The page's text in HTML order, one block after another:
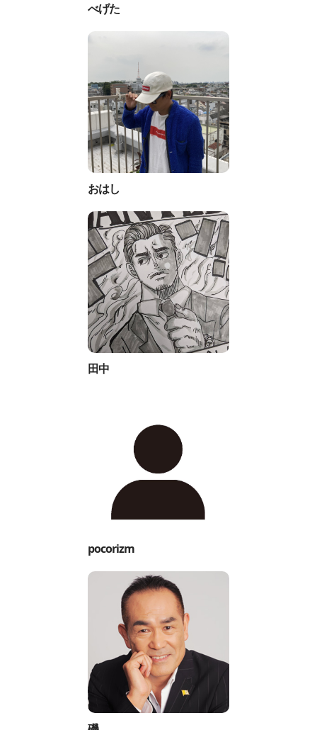
べげた
おはし
田中
pocorizm